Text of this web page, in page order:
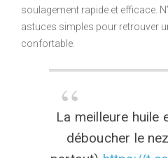
soulagement rapide et efficace.
astuces simples pour retrouver
confortable.
La meilleure huile
déboucher le